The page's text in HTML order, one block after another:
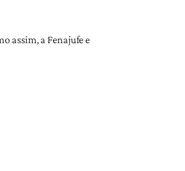
assim, a Fenajufe e